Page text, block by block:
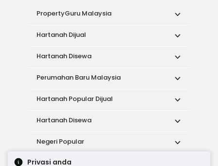
Privasi anda
PropertyGuru Malaysia
Hartanah Dijual
Hartanah Disewa
Perumahan Baru Malaysia
Hartanah Popular Dijual
Hartanah Disewa
Negeri Popular
Alat